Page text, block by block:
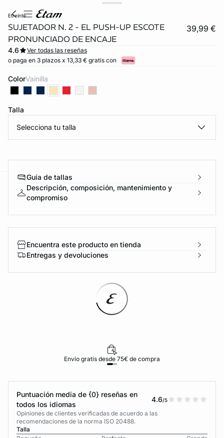
etreinte
SUJETADOR N. 2 - EL PUSH-UP ESCOTE
PRONUNCIADO DE ENCAJE
39,99 €
4.6
Ver todas las reseñas
o paga en 3 plazos x 13,33 € gratis con
Color vainilla
Talla
Selecciona tu talla
Guía de tallas
Descripción, composición, mantenimiento y
compromiso
Encuentra este producto en tienda
Entregas y devoluciones
Envío gratis desde 75€ de compra
Puntuación media de {0} reseñas en
todos los idiomas
4.6/5
Opiniones de clientes verificadas de acuerdo a las
recomendaciones de la norma ISO 20488.
Talla